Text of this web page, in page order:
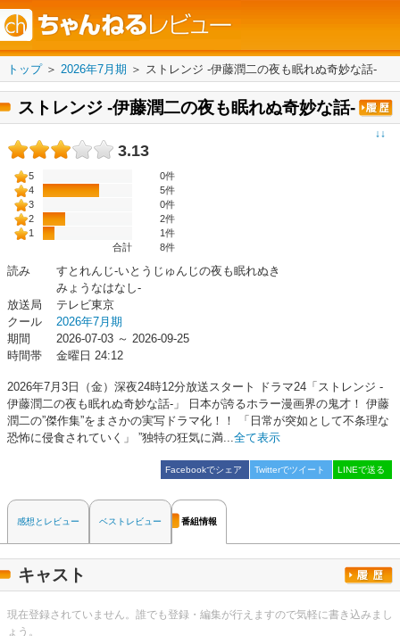
トップ＞ 2026年7月期 ＞ ストレンジ -伊藤潤二の夜も眠れぬ奇妙な話-
ストレンジ -伊藤潤二の夜も眠れぬ奇妙な話-
↓↓
3.13
5
0件
4
5件
3
0件
2
2件
1
1件
合計
8件
読み
すとれんじ-いとうじゅんじの夜も眠れぬき
みょうなはなし-
放送局
テレビ東京
クール
2026年7月期
期間
2026-07-03 ～ 2026-09-25
時間帯
金曜日 24:12
2026年7月3日（金）深夜24時12分放送スタート ドラマ24「ストレンジ -
伊藤潤二の夜も眠れぬ奇妙な話-」 日本が誇るホラー漫画界の鬼才！ 伊藤
潤二の”傑作集”をまさかの実写ドラマ化！！ 「日常が突如として不条理な
恐怖に侵食されていく」 ”独特の狂気に満...全て表示
Facebookでシェア Twitterでツイート LINEで送る
感想とレビュー ベストレビュー 番組情報
キャスト
現在登録されていません。誰でも登録・編集が行えますので気軽に書き込みまし
ょう。